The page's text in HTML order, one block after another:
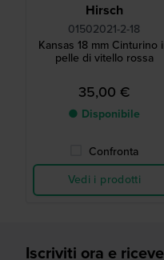
Hirsch
01502021-2-18
Kansas 18 mm Cinturino
pelle di vitello rossa
35,00 €
● Disponibile
Confronta
Vedi i prodotti
Iscriviti ora e